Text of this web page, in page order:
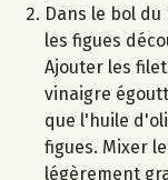
Dans le bol
les figues
Ajouter les
vinaigre
que l'huile
figues. Mixer
légèrement